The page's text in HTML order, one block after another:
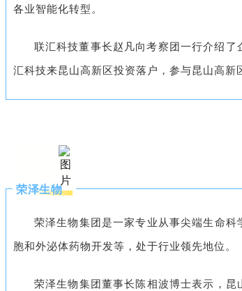
各业智能化转型。
联汇科技董事长赵凡向考察团一行介绍
汇科技来昆山高新区投资落户，参与昆山高新
荣泽生物
荣泽生物集团是一家专业从事尖端生命
胞和外泌体药物开发等，处于行业领先地位。
荣泽生物集团董事长陈相波博士表示，